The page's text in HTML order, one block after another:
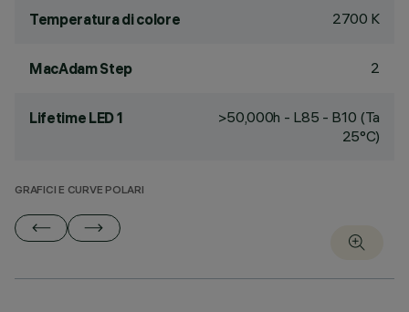
Temperatura di colore 2700 K
MacAdam Step 2
Lifetime LED 1
>50,000h - L85 - B10 (Ta
25°C)
GRAFICI E CURVE POLARI